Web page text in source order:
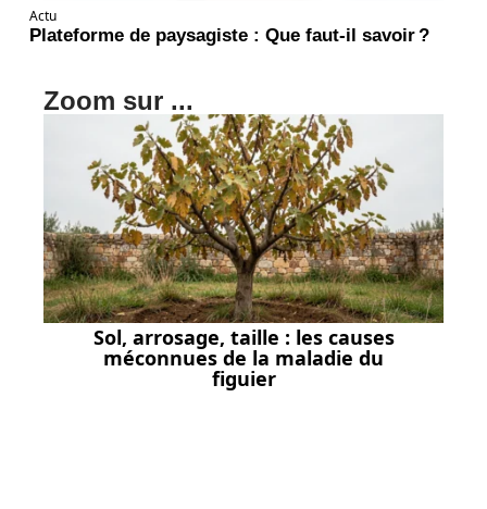
Actu
Plateforme de paysagiste : Que faut-il savoir ?
Zoom sur ...
Sol, arrosage, taille : les causes
méconnues de la maladie du
figuier